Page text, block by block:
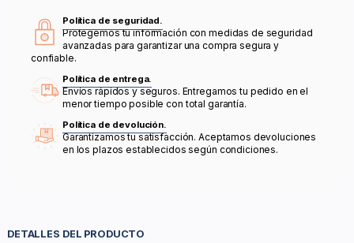
Política de seguridad.
Protegemos tu información con medidas de seguridad
avanzadas para garantizar una compra segura y
confiable.
Política de entrega.
Envíos rápidos y seguros. Entregamos tu pedido en el
menor tiempo posible con total garantía.
Política de devolución.
Garantizamos tu satisfacción. Aceptamos devoluciones
en los plazos establecidos según condiciones.
DETALLES DEL PRODUCTO